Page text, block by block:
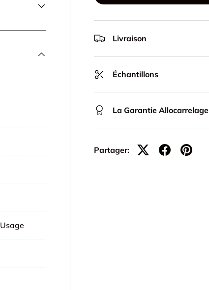
Livraison
Échantillons
La Garantie Allocarrelage
Partager: